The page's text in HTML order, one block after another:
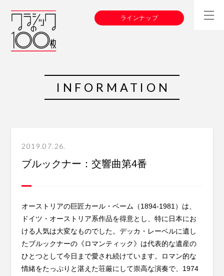
ラインナップ
INFORMATION
2019.07.26.
ブルックナー：交響曲第4番
オーストリアの巨匠カール・ベーム（1894-1981）は、
ドイツ・オーストリア系作品を得意とし、特に日本にお
ける人気は大変なものでした。デッカ・レーベルに遺し
たブルックナーの《ロマンティック》は代表的な遺産の
ひとつとして今日まで愛され続けています。ロマン的な
情緒をたっぷりと湛えた荘厳にして崇高な演奏で、1974